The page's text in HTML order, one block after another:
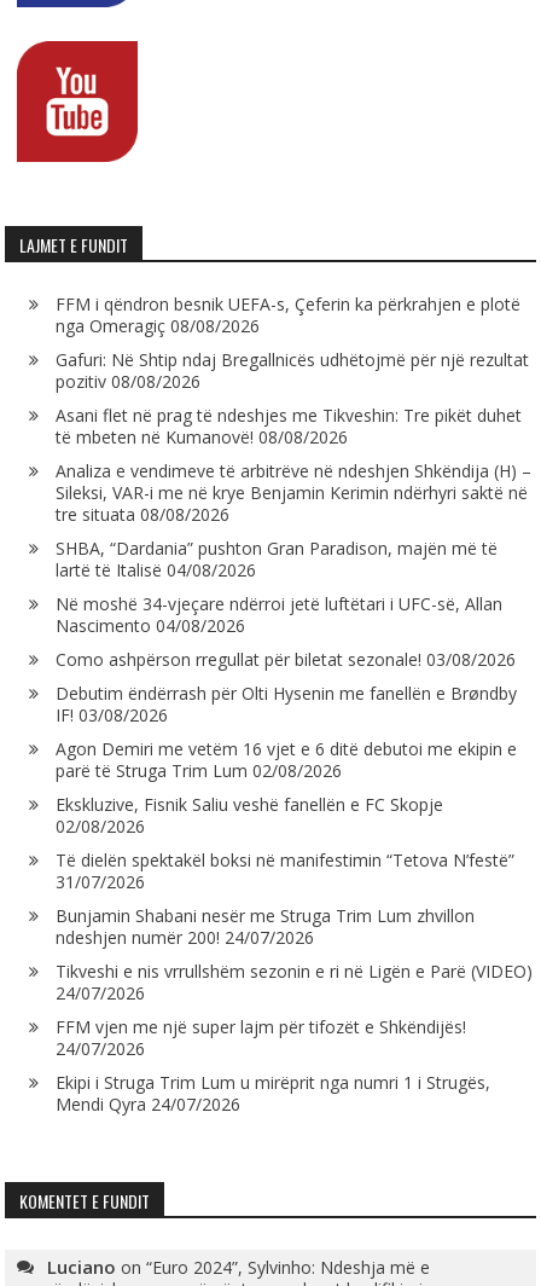
LAJMET E FUNDIT
FFM i qëndron besnik UEFA-s, Çeferin ka përkrahjen e plotë
nga Omeragiç 08/08/2026
Gafuri: Në Shtip ndaj Bregallnicës udhëtojmë për një rezultat
pozitiv 08/08/2026
Asani flet në prag të ndeshjes me Tikveshin: Tre pikët duhet
të mbeten në Kumanovë! 08/08/2026
Analiza e vendimeve të arbitrëve në ndeshjen Shkëndija (H) –
Sileksi, VAR-i me në krye Benjamin Kerimin ndërhyri saktë në
tre situata 08/08/2026
SHBA, “Dardania” pushton Gran Paradison, majën më të
lartë të Italisë 04/08/2026
Në moshë 34-vjeçare ndërroi jetë luftëtari i UFC-së, Allan
Nascimento 04/08/2026
Como ashpërson rregullat për biletat sezonale! 03/08/2026
Debutim ëndërrash për Olti Hysenin me fanellën e Brøndby
IF! 03/08/2026
Agon Demiri me vetëm 16 vjet e 6 ditë debutoi me ekipin e
parë të Struga Trim Lum 02/08/2026
Ekskluzive, Fisnik Saliu veshë fanellën e FC Skopje
02/08/2026
Të dielën spektakël boksi në manifestimin “Tetova N’festë”
31/07/2026
Bunjamin Shabani nesër me Struga Trim Lum zhvillon
ndeshjen numër 200! 24/07/2026
Tikveshi e nis vrrullshëm sezonin e ri në Ligën e Parë (VIDEO)
24/07/2026
FFM vjen me një super lajm për tifozët e Shkëndijës!
24/07/2026
Ekipi i Struga Trim Lum u mirëprit nga numri 1 i Strugës,
Mendi Qyra 24/07/2026
KOMENTET E FUNDIT
Luciano on“Euro 2024”, Sylvinho: Ndeshja më e